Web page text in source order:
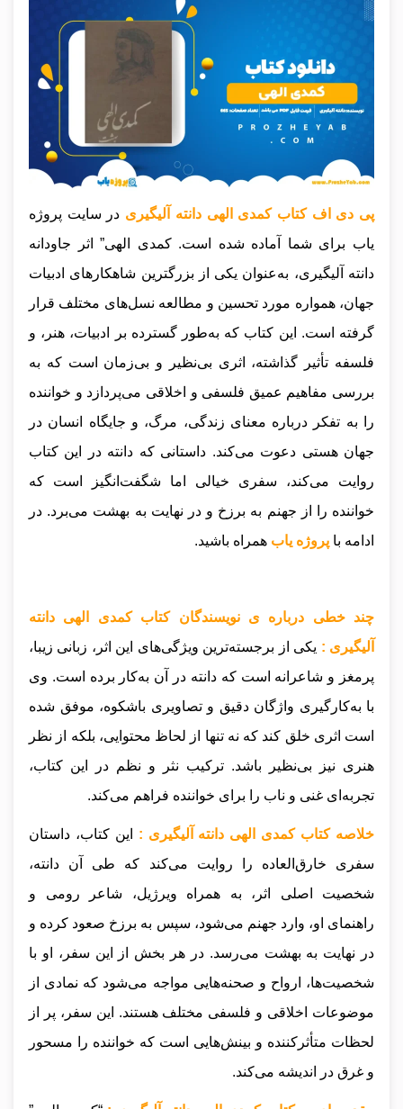
پی دی اف کتاب کمدی الهی دانته آلیگیری در سایت پروژه
یاب برای شما آماده شده است. کمدی الهی” اثر جاودانه
دانته آلیگیری، به‌عنوان یکی از بزرگترین شاهکارهای ادبیات
جهان، همواره مورد تحسین و مطالعه نسل‌های مختلف قرار
گرفته است. این کتاب که به‌طور گسترده بر ادبیات، هنر، و
فلسفه تأثیر گذاشته، اثری بی‌نظیر و بی‌زمان است که به
بررسی مفاهیم عمیق فلسفی و اخلاقی می‌پردازد و خواننده
را به تفکر درباره معنای زندگی، مرگ، و جایگاه انسان در
جهان هستی دعوت می‌کند. داستانی که دانته در این کتاب
روایت می‌کند، سفری خیالی اما شگفت‌انگیز است که
خواننده را از جهنم به برزخ و در نهایت به بهشت می‌برد. در
ادامه با پروژه یاب همراه باشید.
چند خطی درباره ی نویسندگان کتاب کمدی الهی دانته
آلیگیری : یکی از برجسته‌ترین ویژگی‌های این اثر، زبانی زیبا،
پرمغز و شاعرانه است که دانته در آن به‌کار برده است. وی
با به‌کارگیری واژگان دقیق و تصاویری باشکوه، موفق شده
است اثری خلق کند که نه تنها از لحاظ محتوایی، بلکه از نظر
هنری نیز بی‌نظیر باشد. ترکیب نثر و نظم در این کتاب،
تجربه‌ای غنی و ناب را برای خواننده فراهم می‌کند.
خلاصه کتاب کمدی الهی دانته آلیگیری : این کتاب، داستان
سفری خارق‌العاده را روایت می‌کند که طی آن دانته،
شخصیت اصلی اثر، به همراه ویرژیل، شاعر رومی و
راهنمای او، وارد جهنم می‌شود، سپس به برزخ صعود کرده و
در نهایت به بهشت می‌رسد. در هر بخش از این سفر، او با
شخصیت‌ها، ارواح و صحنه‌هایی مواجه می‌شود که نمادی از
موضوعات اخلاقی و فلسفی مختلف هستند. این سفر، پر از
لحظات متأثرکننده و بینش‌هایی است که خواننده را مسحور
و غرق در اندیشه می‌کند.